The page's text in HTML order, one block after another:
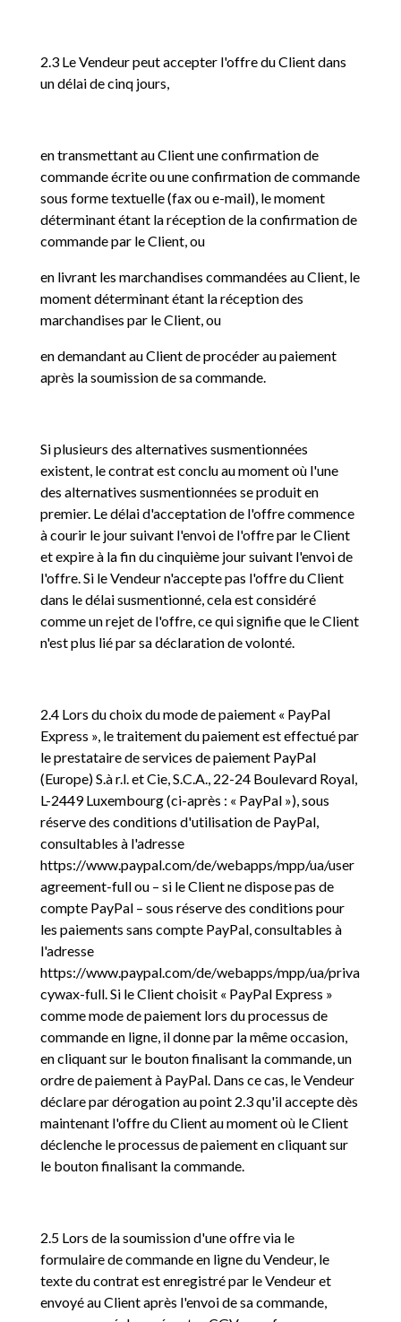
2.3 Le Vendeur peut accepter l'offre du Client dans
un délai de cinq jours,
en transmettant au Client une confirmation de
commande écrite ou une confirmation de commande
sous forme textuelle (fax ou e-mail), le moment
déterminant étant la réception de la confirmation de
commande par le Client, ou
en livrant les marchandises commandées au Client, le
moment déterminant étant la réception des
marchandises par le Client, ou
en demandant au Client de procéder au paiement
après la soumission de sa commande.
Si plusieurs des alternatives susmentionnées
existent, le contrat est conclu au moment où l'une
des alternatives susmentionnées se produit en
premier. Le délai d'acceptation de l'offre commence
à courir le jour suivant l'envoi de l'offre par le Client
et expire à la fin du cinquième jour suivant l'envoi de
l'offre. Si le Vendeur n'accepte pas l'offre du Client
dans le délai susmentionné, cela est considéré
comme un rejet de l'offre, ce qui signifie que le Client
n'est plus lié par sa déclaration de volonté.
2.4 Lors du choix du mode de paiement « PayPal
Express », le traitement du paiement est effectué par
le prestataire de services de paiement PayPal
(Europe) S.à r.l. et Cie, S.C.A., 22-24 Boulevard Royal,
L-2449 Luxembourg (ci-après : « PayPal »), sous
réserve des conditions d'utilisation de PayPal,
consultables à l'adresse
https://www.paypal.com/de/webapps/mpp/ua/user
agreement-full ou – si le Client ne dispose pas de
compte PayPal – sous réserve des conditions pour
les paiements sans compte PayPal, consultables à
l'adresse
https://www.paypal.com/de/webapps/mpp/ua/priva
cywax-full. Si le Client choisit « PayPal Express »
comme mode de paiement lors du processus de
commande en ligne, il donne par la même occasion,
en cliquant sur le bouton finalisant la commande, un
ordre de paiement à PayPal. Dans ce cas, le Vendeur
déclare par dérogation au point 2.3 qu'il accepte dès
maintenant l'offre du Client au moment où le Client
déclenche le processus de paiement en cliquant sur
le bouton finalisant la commande.
2.5 Lors de la soumission d'une offre via le
formulaire de commande en ligne du Vendeur, le
texte du contrat est enregistré par le Vendeur et
envoyé au Client après l'envoi de sa commande,